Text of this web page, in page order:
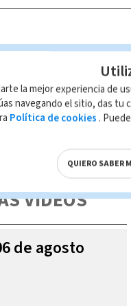
página, mismo que es
las leyes aplicables.
VIDEOS
de agosto
la mejor experiencia de
navegando el sitio, das tu
Política de cookies .
QUIERO SABER